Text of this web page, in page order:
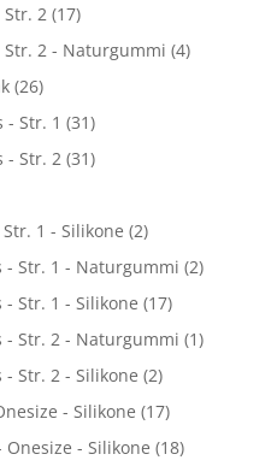
Str. 2 (17)
Str. 2 - Naturgummi (4)
(26)
- Str. 1 (31)
- Str. 2 (31)
1 - Silikone (2)
- Str. 1 - Naturgummi (2)
- Str. 1 - Silikone (17)
- Str. 2 - Naturgummi (1)
- Str. 2 - Silikone (2)
- Silikone (17)
Onesize - Silikone (18)